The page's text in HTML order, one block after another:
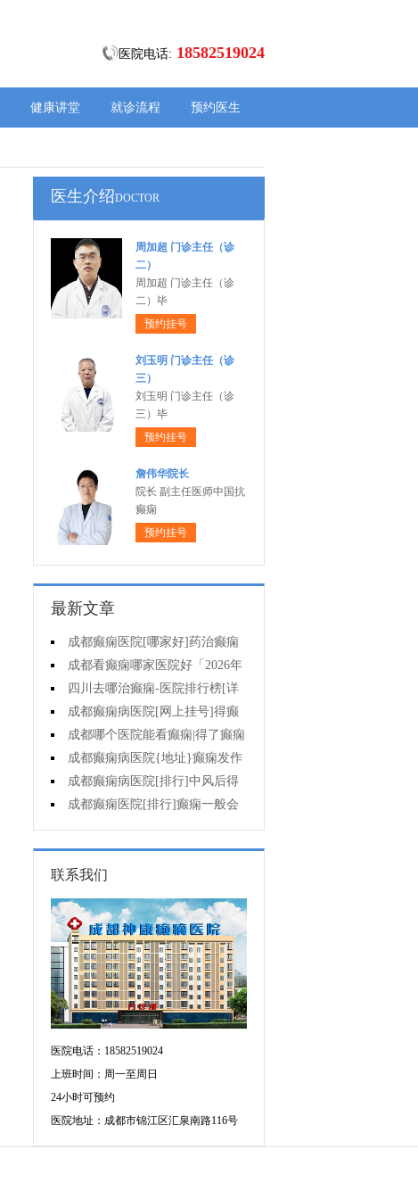
医院电话: 18582519024
健康讲堂 就诊流程 预约医生
医生介绍DOCTOR
周加超 门诊主任（诊
二）
周加超 门诊主任（诊
二）毕
预约挂号
刘玉明 门诊主任（诊
三）
刘玉明 门诊主任（诊
三）毕
预约挂号
詹伟华院长
院长 副主任医师中国抗
癫痫
预约挂号
最新文章
成都癫痫医院[哪家好]药治癫痫
病怎么效果好?
成都看癫痫哪家医院好「2026年
度公布」立冬后癫痫病人应多注意
什么?
四川去哪治癫痫-医院排行榜[详
细排名]四川哪儿能有效治疗癫痫?
成都癫痫病医院[网上挂号]得癫
痫的女性母乳喂养时要注意什么?
成都哪个医院能看癫痫|得了癫痫
会有什么症状?
成都癫痫病医院{地址}癫痫发作
跟哪些因素有关?
成都癫痫病医院[排行]中风后得
的癫痫能治吗
成都癫痫医院[排行]癫痫一般会
出现哪些症状?
联系我们
医院电话：18582519024
上班时间：周一至周日
24小时可预约
医院地址：成都市锦江区汇泉南路116号